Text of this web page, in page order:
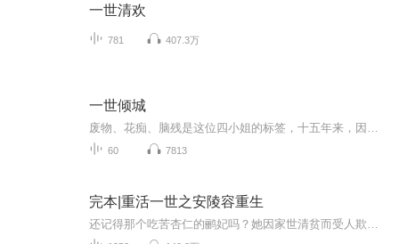
一世清欢
781 407.3万
一世倾城
60 7813
完本|重活一世之安陵容重生